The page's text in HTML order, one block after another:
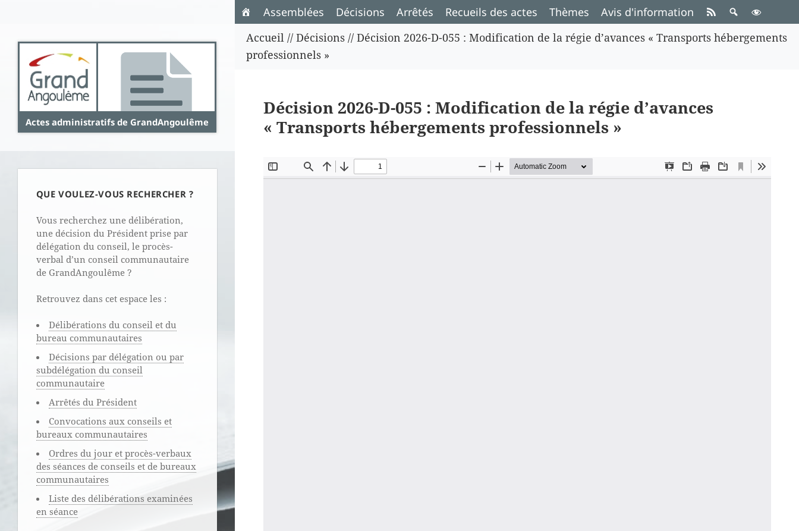
Actes administratifs de GrandAngoulême
QUE VOULEZ-VOUS RECHERCHER ?
Vous recherchez une délibération,
une décision du Président prise par
délégation du conseil, le procès-
verbal d’un conseil communautaire
de GrandAngoulême ?
Retrouvez dans cet espace les :
Délibérations du conseil et du
bureau communautaires
Décisions par délégation ou par
subdélégation du conseil
communautaire
Arrêtés du Président
Convocations aux conseils et
bureaux communautaires
Ordres du jour et procès-verbaux
des séances de conseils et de bureaux
communautaires
Liste des délibérations examinées
en séance
Assemblées Décisions Arrêtés Recueils des actes Thèmes
Avis d'information
Accueil //Décisions //Décision 2026-D-055 : Modification de la régie d’avances « Transports hébergements
professionnels »
Décision 2026-D-055 : Modification de la régie d’avances
« Transports hébergements professionnels »